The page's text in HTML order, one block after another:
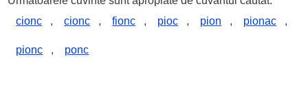
cionc
, cionc , fionc , pioc , pion , pionac ,
pionc , ponc